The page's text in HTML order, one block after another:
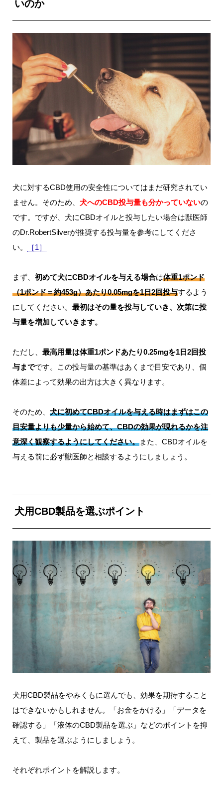
いのか
犬に対するCBD使用の安全性についてはまだ研究されてい
ません。そのため、 犬へのCBD投与量も分かっていないの
です。ですが、犬にCBDオイルと投与したい場合は獣医師
のDr.RobertSilverが推奨する投与量を参考にしてくださ
い。
［1］
まず、 初めて犬にCBDオイルを与える場合は体重1ポンド
（1ポンド＝約453g）あたり0.05mgを1日2回投与するよう
にしてください。 最初はその量を投与していき、次第に投
与量を増加していきます。
ただし、 最高用量は体重1ポンドあたり0.25mgを1日2回投
与までです。この投与量の基準はあくまで目安であり、個
体差によって効果の出方は大きく異なります。
そのため、 犬に初めてCBDオイルを与える時はまずはこの
目安量よりも少量から始めて、CBDの効果が現れるかを注
意深く観察するようにしてください。また、CBDオイルを
与える前に必ず獣医師と相談するようにしましょう。
犬用CBD製品を選ぶポイント
犬用CBD製品をやみくもに選んでも、効果を期待すること
はできないかもしれません。「お金をかける」「データを
確認する」「液体のCBD製品を選ぶ」などのポイントを抑
えて、製品を選ぶようにしましょう。
それぞれポイントを解説します。